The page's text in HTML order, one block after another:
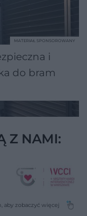
i
do bram
MATERIAŁ SPONSOROWANY
Z NAMI: